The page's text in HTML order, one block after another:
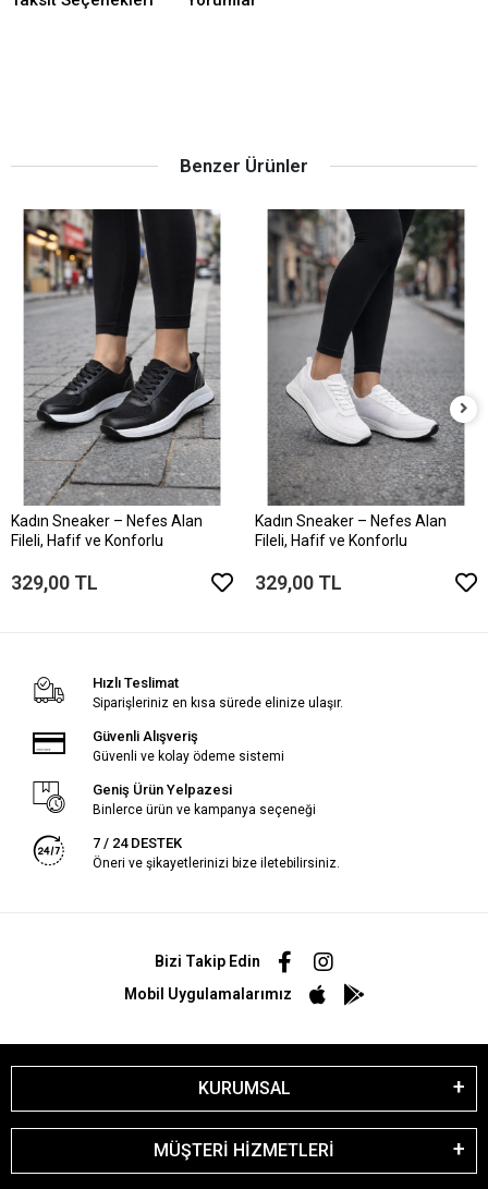
Benzer Ürünler
Kadın Sneaker – Nefes Alan
Fileli, Hafif ve Konforlu
329,00 TL
Kadın Sneaker – Nefes Alan
Fileli, Hafif ve Konforlu
329,00 TL
Hızlı Teslimat
Siparişleriniz en kısa sürede elinize ulaşır.
Güvenli Alışveriş
Güvenli ve kolay ödeme sistemi
Geniş Ürün Yelpazesi
Binlerce ürün ve kampanya seçeneği
7 / 24 DESTEK
Öneri ve şikayetlerinizi bize iletebilirsiniz.
Bizi Takip Edin
Mobil Uygulamalarımız
KURUMSAL
MÜŞTERİ HİZMETLERİ